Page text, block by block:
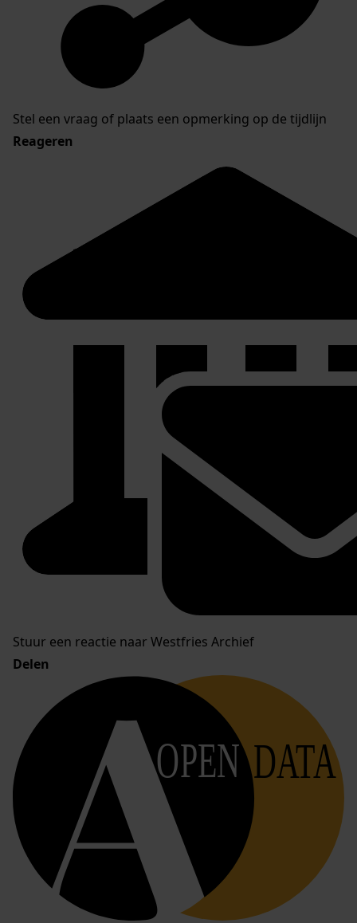
Stel een vraag of plaats een opmerking op de tijdlijn
Reageren
Stuur een reactie naar Westfries Archief
Delen
OPEN DATA